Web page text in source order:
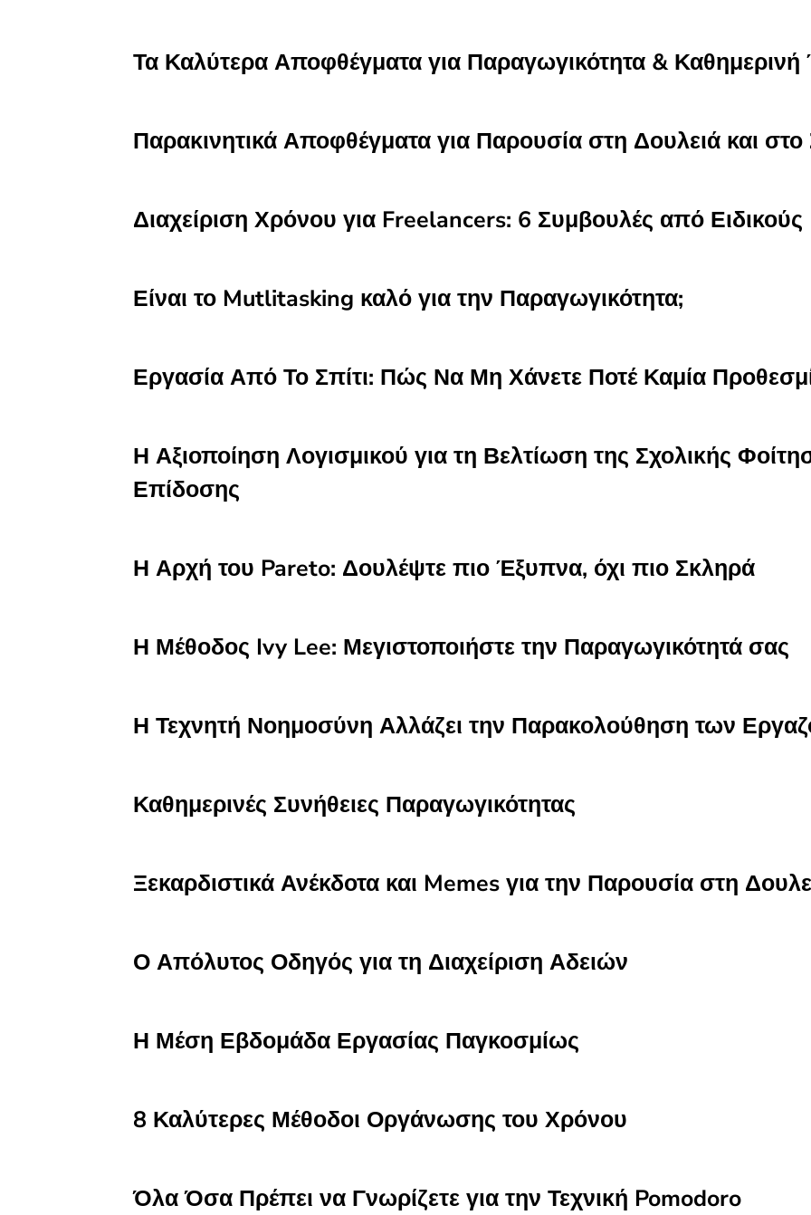
Τα Καλύτερα Αποφθέγματα για Παραγωγικότητα &
Παρακινητικά Αποφθέγματα για Παρουσία στη Δουλειά και στο
Διαχείριση Χρόνου για Freelancers: 6 Συμβουλές από Ειδικούς
Είναι το Mutlitasking καλό για την Παραγωγικότητα;
Εργασία Από Το Σπίτι: Πώς Να Μη Χάνετε Ποτέ Καμία
Η Αξιοποίηση Λογισμικού για τη Βελτίωση της Σχολικής
Επίδοσης
Η Αρχή του Pareto: Δουλέψτε πιο Έξυπνα, όχι πιο Σκληρά
Η Μέθοδος Ivy Lee: Μεγιστοποιήστε την Παραγωγικότητά σας
Η Τεχνητή Νοημοσύνη Αλλάζει την Παρακολούθηση των
Καθημερινές Συνήθειες Παραγωγικότητας
Ξεκαρδιστικά Ανέκδοτα και Memes για την Παρουσία στη
Ο Απόλυτος Οδηγός για τη Διαχείριση Αδειών
Η Μέση Εβδομάδα Εργασίας Παγκοσμίως
8 Καλύτερες Μέθοδοι Οργάνωσης του Χρόνου
Όλα Όσα Πρέπει να Γνωρίζετε για την Τεχνική Pomodoro